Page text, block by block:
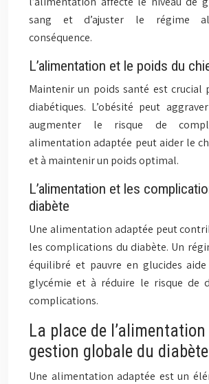
sang et d’ajuster le régime
conséquence.
L’alimentation et le poids du
Maintenir un poids santé est crucial
diabétiques. L’obésité peut
augmenter le risque de
alimentation adaptée peut aider le
et à maintenir un poids optimal.
L’alimentation et les
diabète
Une alimentation adaptée peut
les complications du diabète. Un
équilibré et pauvre en glucides
glycémie et à réduire le risque de
complications.
La place de
gestion globale du diabète
Une alimentation adaptée est un